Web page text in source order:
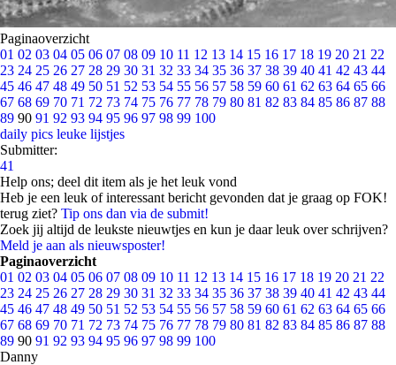
Paginaoverzicht
01 02 03 04 05 06 07 08 09 10 11 12 13 14 15 16 17 18 19 20 21 22
23 24 25 26 27 28 29 30 31 32 33 34 35 36 37 38 39 40 41 42 43 44
45 46 47 48 49 50 51 52 53 54 55 56 57 58 59 60 61 62 63 64 65 66
67 68 69 70 71 72 73 74 75 76 77 78 79 80 81 82 83 84 85 86 87 88
89 90 91 92 93 94 95 96 97 98 99 100
daily pics leuke lijstjes
Submitter:
41
Help ons; deel dit item als je het leuk vond
Heb je een leuk of interessant bericht gevonden dat je graag op FOK!
terug ziet? Tip ons dan via de submit!
Zoek jij altijd de leukste nieuwtjes en kun je daar leuk over schrijven?
Meld je aan als nieuwsposter!
Paginaoverzicht
01 02 03 04 05 06 07 08 09 10 11 12 13 14 15 16 17 18 19 20 21 22
23 24 25 26 27 28 29 30 31 32 33 34 35 36 37 38 39 40 41 42 43 44
45 46 47 48 49 50 51 52 53 54 55 56 57 58 59 60 61 62 63 64 65 66
67 68 69 70 71 72 73 74 75 76 77 78 79 80 81 82 83 84 85 86 87 88
89 90 91 92 93 94 95 96 97 98 99 100
Danny